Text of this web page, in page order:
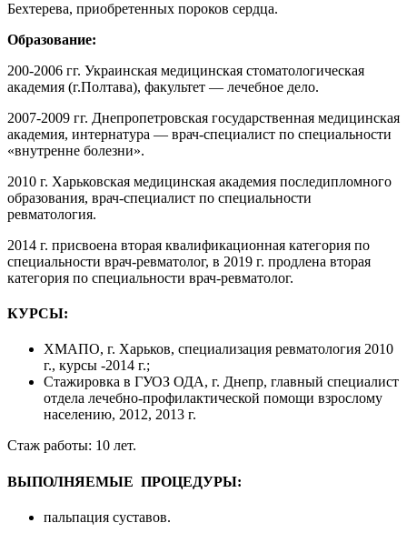
Бехтерева, приобретенных пороков сердца.
Образование:
200-2006 гг. Украинская медицинская стоматологическая
академия (г.Полтава), факультет — лечебное дело.
2007-2009 гг. Днепропетровская государственная медицинская
академия, интернатура — врач-специалист по специальности
«внутренне болезни».
2010 г. Харьковская медицинская академия последипломного
образования, врач-специалист по специальности
ревматология.
2014 г. присвоена вторая квалификационная категория по
специальности врач-ревматолог, в 2019 г. продлена вторая
категория по специальности врач-ревматолог.
КУРСЫ:
ХМАПО, г. Харьков, специализация ревматология 2010
г., курсы -2014 г.;
Стажировка в ГУОЗ ОДА, г. Днепр, главный специалист
отдела лечебно-профилактической помощи взрослому
населению, 2012, 2013 г.
Стаж работы: 10 лет.
ВЫПОЛНЯЕМЫЕ ПРОЦЕДУРЫ:
пальпация суставов.